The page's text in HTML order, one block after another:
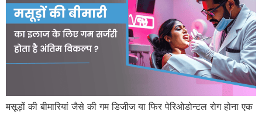
मसूड़ों की बीमारियां जैसे की गम डिजीज या फिर पेरिओडोन्टल रोग होना एक